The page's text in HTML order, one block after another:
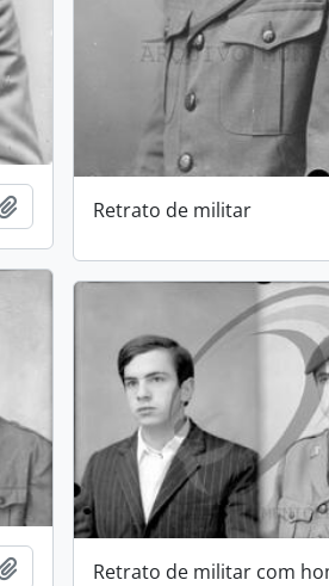
Add to clipboard
Retrato de militar
Add to clipboard
Retrato de militar com